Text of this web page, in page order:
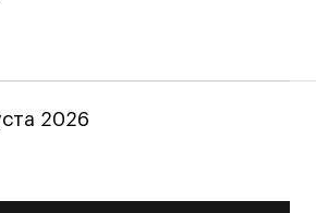
8 495 640 30 92
8 495 640 30 92
2026